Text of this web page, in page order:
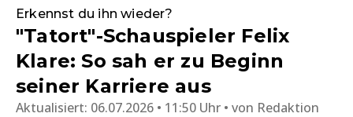
Erkennst du ihn wieder?
"Tatort"-Schauspieler Felix
Klare: So sah er zu Beginn
seiner Karriere aus
Aktualisiert: 06.07.2026 • 11:50 Uhr von Redaktion